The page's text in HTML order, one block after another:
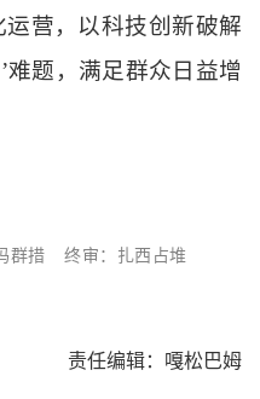
营，以科技创新破解
难题，满足群众日益增
群措 终审：扎西占堆
责任编辑：嘎松巴姆